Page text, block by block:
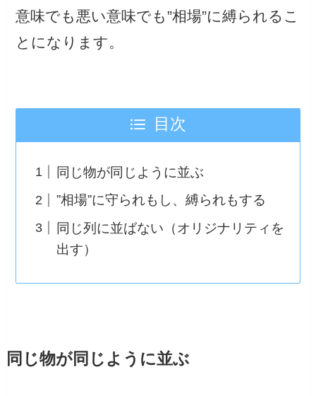
意味でも悪い意味でも”相場”に縛られるこ
とになります。
目次
同じ物が同じように並ぶ
”相場”に守られもし、縛られもする
同じ列に並ばない（オリジナリティを
出す）
同じ物が同じように並ぶ